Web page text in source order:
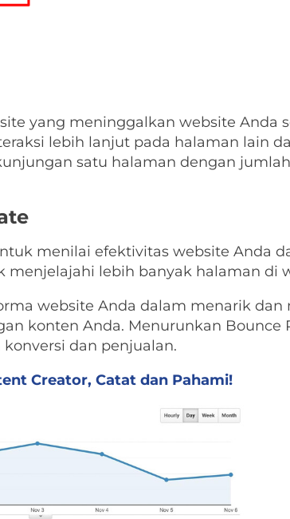
yang meninggalkan website Anda
lebih lanjut pada halaman lain
satu halaman dengan
menilai efektivitas website Anda
lebih banyak halaman di
website Anda dalam menarik
konten Anda. Menurunkan Bounce
dan penjualan.
Creator, Catat dan Pahami!